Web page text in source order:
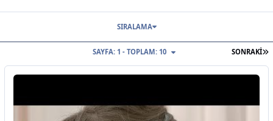
SONRAKI
SAYFA: 1 - TOPLAM: 10
SIRALAMA